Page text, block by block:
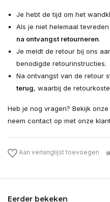
Je hebt de tijd om het
Als je niet helemaal
na ontvangst retourneren.
Je meldt de retour bij ons
benodigde retourinstructies.
Na ontvangst van de retour
terug, waarbij de
Heb je nog vragen? Bekijk onze
neem contact op met onze
Aan verlanglijst toevoegen
Eerder bekeken